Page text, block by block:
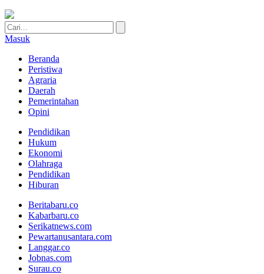
Masuk
Beranda
Peristiwa
Agraria
Daerah
Pemerintahan
Opini
Pendidikan
Hukum
Ekonomi
Olahraga
Pendidikan
Hiburan
Beritabaru.co
Kabarbaru.co
Serikatnews.com
Pewartanusantara.com
Langgar.co
Jobnas.com
Surau.co